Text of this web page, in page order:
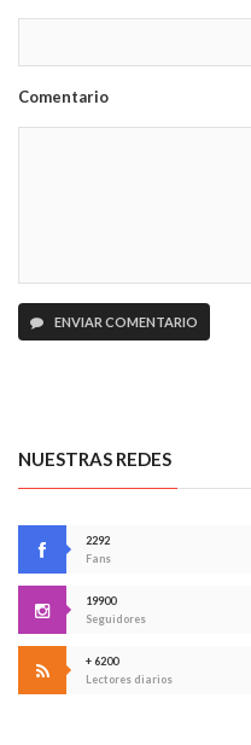
Comentario
ENVIAR COMENTARIO
NUESTRAS REDES
2292
Fans
19900
Seguidores
+ 6200
Lectores diarios